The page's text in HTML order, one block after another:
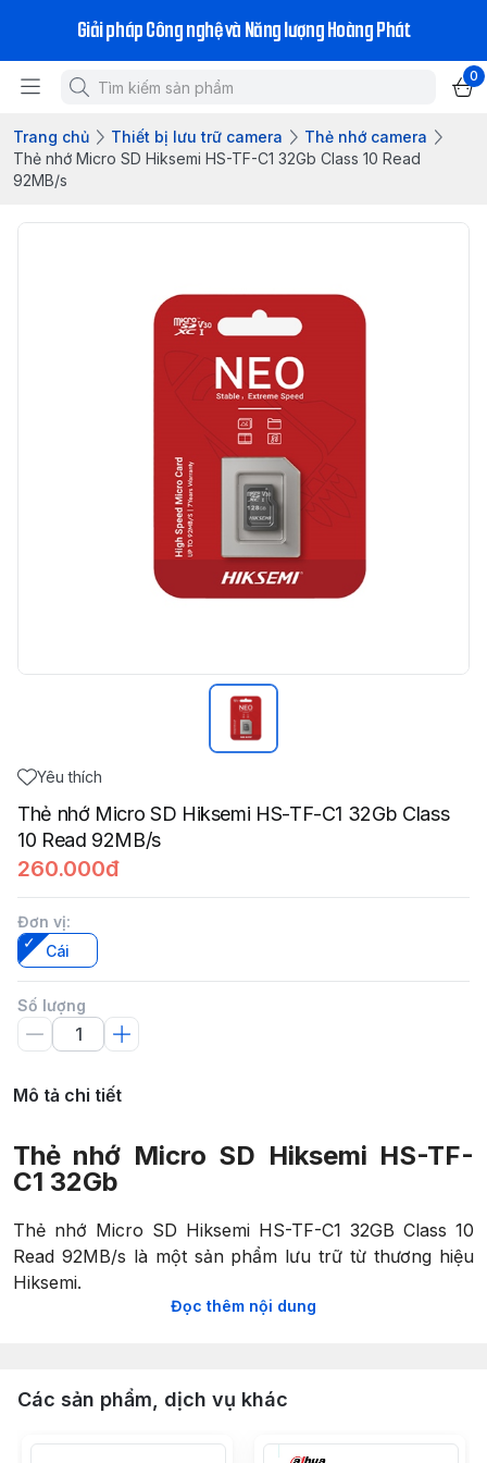
Giải pháp Công nghệ và Năng lượng Hoàng Phát
0
Trang chủ Thiết bị lưu trữ camera
Thẻ nhớ camera
Thẻ nhớ Micro SD Hiksemi HS-TF-C1 32Gb Class 10 Read
92MB/s
Yêu thích
Thẻ nhớ Micro SD Hiksemi HS-TF-C1 32Gb Class
10 Read 92MB/s
260.000đ
Đơn vị:
Cái
Số lượng
Mô tả chi tiết
Thẻ nhớ Micro SD Hiksemi HS-TF-
C1 32Gb
Thẻ nhớ Micro SD Hiksemi HS-TF-C1 32GB Class 10
Read 92MB/s là một sản phẩm lưu trữ từ thương hiệu
Hiksemi.
92MB/s.
Thẻ nhớ Micro SD Hiksemi HS-TF-C1 được thiết kế để
Đọc thêm nội dung
Các sản phẩm, dịch vụ khác